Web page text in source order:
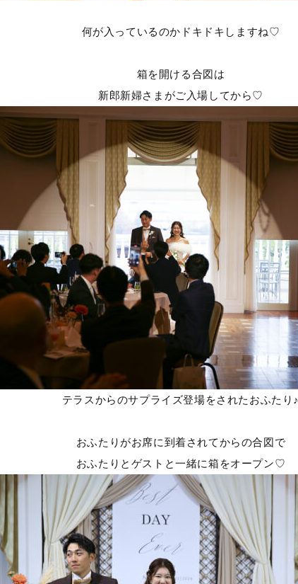
何が入っているのかドキドキしますね♡
箱を開ける合図は
新郎新婦さまがご入場してから♡
テラスからのサプライズ登場をされたおふたり♪
おふたりがお席に到着されてからの合図で
おふたりとゲストと一緒に箱をオープン♡